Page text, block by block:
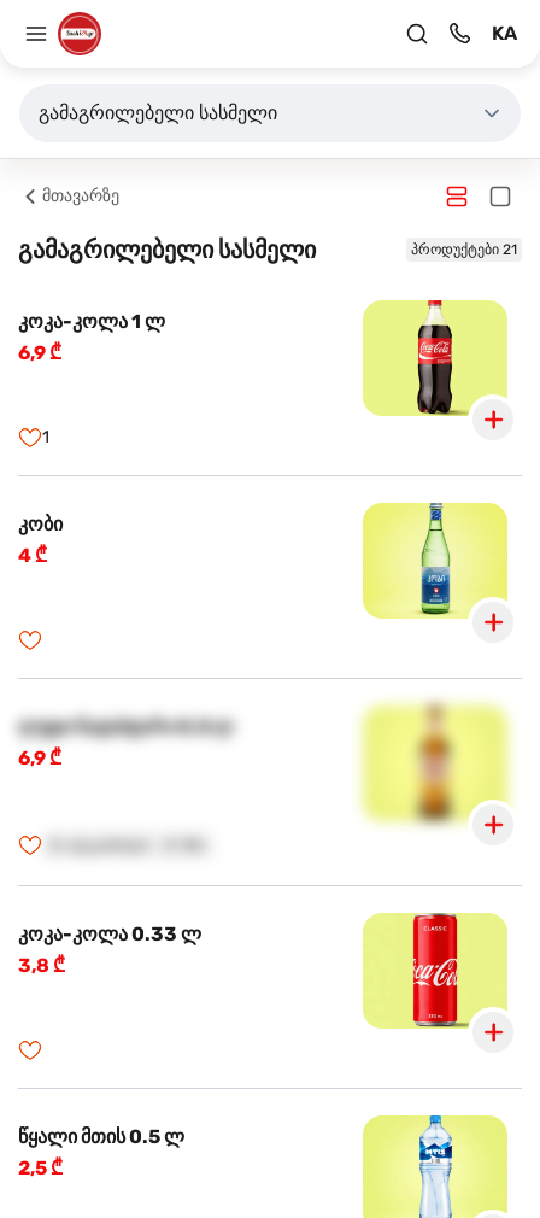
KA
გამაგრილებელი სასმელი
მთავარზე
გამაგრილებელი სასმელი პროდუქტები 21
კოკა-კოლა 1 ლ
6,9 ₾
1
კობი
4 ₾
ლუდი ნატახტარი 0.5 ლ
6,9 ₾
კოკა-კოლა 0.33 ლ
3,8 ₾
წყალი მთის 0.5 ლ
2,5 ₾